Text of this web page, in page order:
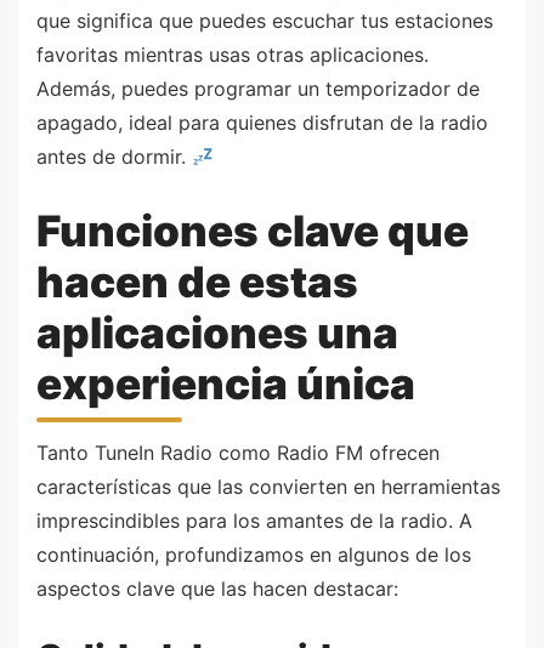
que significa que puedes escuchar tus estaciones
favoritas mientras usas otras aplicaciones.
Además, puedes programar un temporizador de
apagado, ideal para quienes disfrutan de la radio
antes de dormir.
Funciones clave que
hacen de estas
aplicaciones una
experiencia única
Tanto TuneIn Radio como Radio FM ofrecen
características que las convierten en herramientas
imprescindibles para los amantes de la radio. A
continuación, profundizamos en algunos de los
aspectos clave que las hacen destacar: